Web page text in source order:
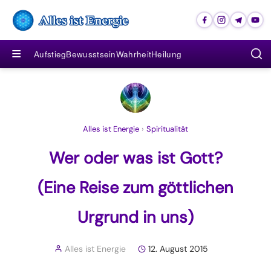
≡ AufstiegBewusstseinWahrheitHeilung
Alles ist Energie › Spiritualität
Wer oder was ist Gott?
(Eine Reise zum göttlichen
Urgrund in uns)
Alles ist Energie
12. August 2015